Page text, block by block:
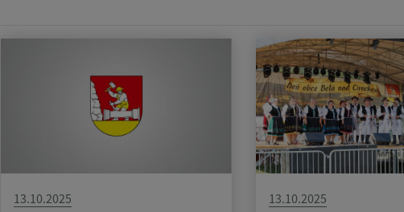
13.10.2025 13.10.2025